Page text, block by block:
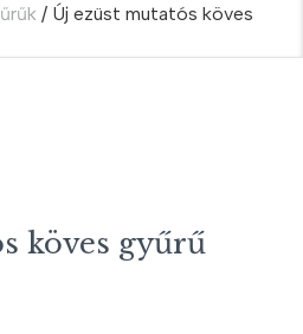
/ Új ezüst mutatós köves
köves gyűrű